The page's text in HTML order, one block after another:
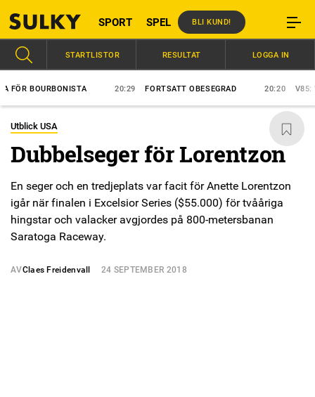
SPORT SPEL BLI KUND!
BOURBONISTA FORTSATT OBESEGRAD V85:
STARTLISTOR RESULTAT LOGGA IN
Utblick USA
Dubbelseger för Lorentzon
En seger och en tredjeplats var facit för Anette Lorentzon
igår när finalen i Excelsior Series ($55.000) för tvååriga
hingstar och valacker avgjordes på 800-metersbanan
Saratoga Raceway.
AVClaes Freidenvall 24 SEPTEMBER 2018